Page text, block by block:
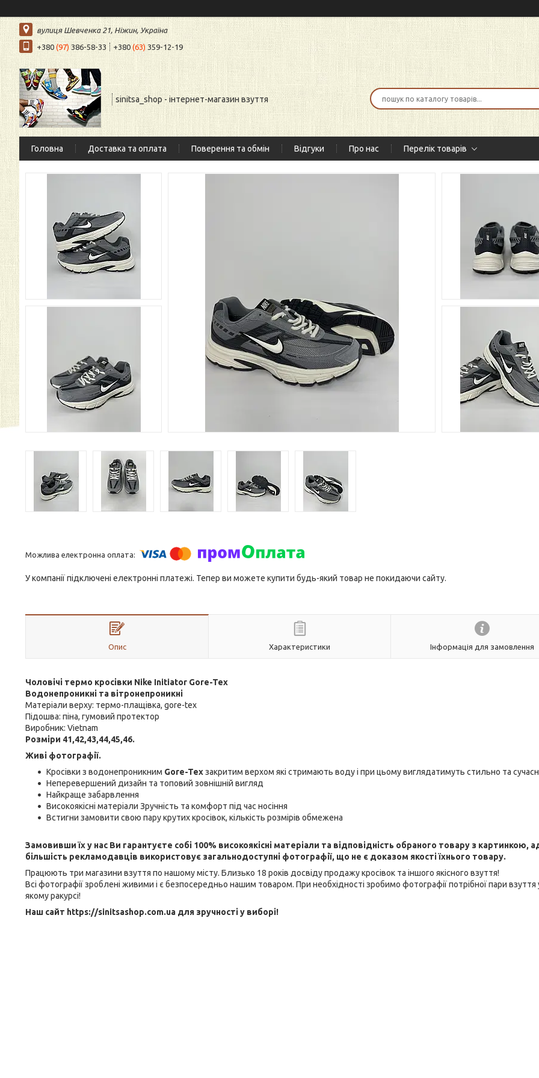
вулиця Шевченка 21, Ніжин, Україна
+380 (97)386-58-33 +380(63)359-12-19
sinitsa_shop - інтернет-магазин взуття
Головна Доставка та оплата Поверення та обмін Відгуки Про нас Перелік товарів
У компанії підключені електронні платежі. Тепер ви можете купити будь-який товар не покидаючи сайту.
Опис Характеристики Інформація для замовлення
Чоловічі термо кросівки Nike Initiator Gore-Tex
Водонепроникні та вітронепроникні
Матеріали верху: термо-плащівка, gore-tex
Підошва: піна, гумовий протектор
Виробник: Vietnam
Розміри 41,42,43,44,45,46.
Живі фотографії.
Кросівки з водонепроникним Gore-Texзакритим верхом які стримають воду і при цьому виглядатимуть стильно та
Неперевершений дизайн та топовий зовнішній вигляд
Найкраще забарвлення
Високоякісні матеріали Зручність та комфорт під час носіння
Встигни замовити свою пару крутих кросівок, кількість розмірів обмежена
Замовивши їх у нас Ви гарантуєте собі 100% високоякісні матеріали та відповідність обраного товару з картинкою,
більшість рекламодавців використовує загальнодоступні фотографії, що не є доказом якості їхнього товару.
Працюють три магазини взуття по нашому місту. Близько 18 років досвіду продажу кросівок та іншого якісного взуття!
Всі фотографії зроблені живими і є безпосередньо нашим товаром. При необхідності зробимо фотографії потрібної пари взуття
якому ракурсі!
Наш сайт https://sinitsashop.com.ua для зручності у виборі!